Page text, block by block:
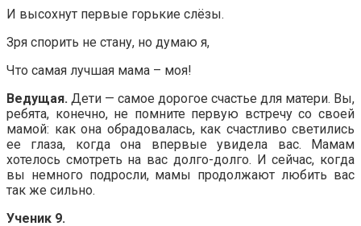
И высохнут первые горькие слёзы.
Зря спорить не стану, но думаю я,
Что самая лучшая мама – моя!
Ведущая. Дети — самое дорогое счастье для матери. Вы,
ребята, конечно, не помните первую встречу со своей
мамой: как она обрадовалась, как счастливо светились
ее глаза, когда она впервые увидела вас. Мамам
хотелось смотреть на вас долго-долго. И сейчас, когда
вы немного подросли, мамы продолжают любить вас
так же сильно.
Ученик 9.